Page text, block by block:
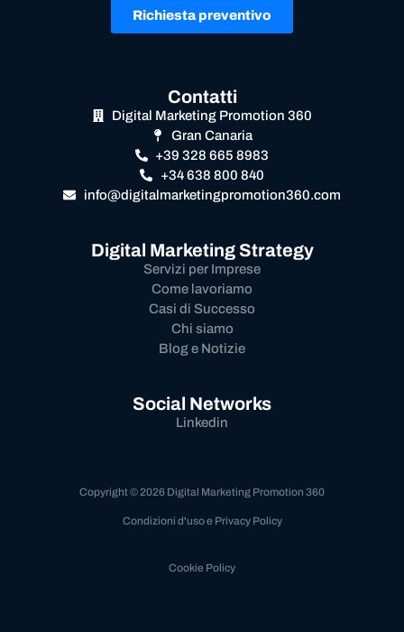
Richiesta preventivo
Contatti
Digital Marketing Promotion 360
Gran Canaria
+39 328 665 8983
+34 638 800 840
info@digitalmarketingpromotion360.com
Digital Marketing Strategy
Servizi per Imprese
Come lavoriamo
Casi di Successo
Chi siamo
Blog e Notizie
Social Networks
Linkedin
Copyright © 2026 Digital Marketing Promotion 360
Condizioni d'uso e Privacy Policy
Cookie Policy